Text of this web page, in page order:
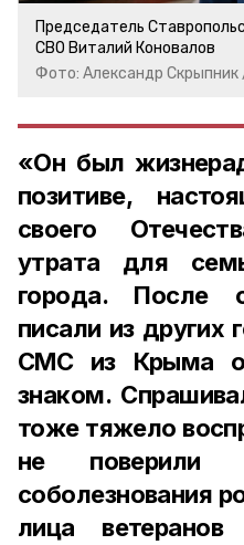
Председатель
СВО Виталий Коновалов
Фото: Александр
«Он был
позитиве,
своего
утрата для
города. После
писали из других
СМС из Крыма
знаком.
тоже тяжело
не поверили
соболезнования
лица